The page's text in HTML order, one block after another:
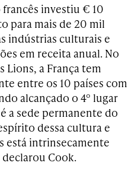
investiu € 10
para mais de 20 mil
indústrias culturais e
em receita anual. No
Lions, a França tem
entre os 10 países com
alcançado o 4º lugar
a sede permanente do
dessa cultura e
está intrinsecamente
declarou Cook.